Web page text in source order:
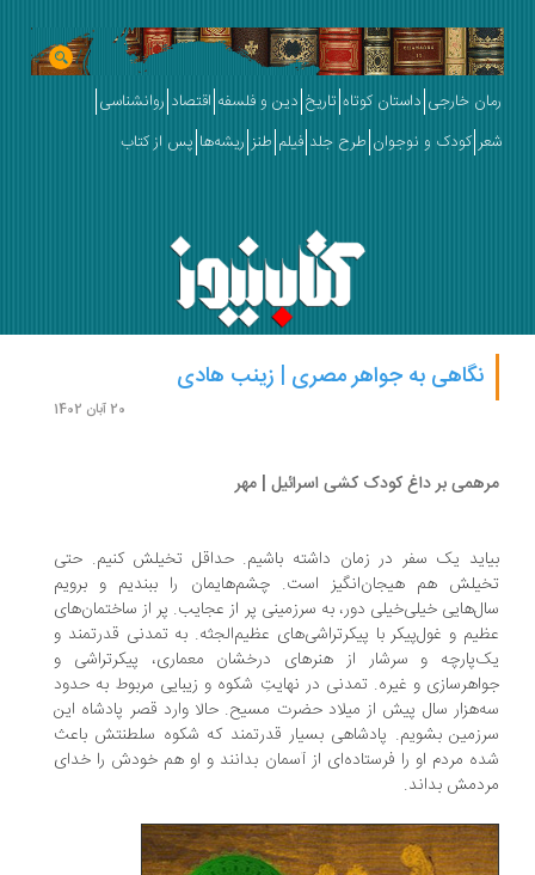
رمان خارجی داستان کوتاه تاریخ دین و فلسفه اقتصاد روانشناسی
شعر کودک و نوجوان طرح جلد فیلم طنز ریشه‌ها پس از کتاب
نگاهی به جواهر مصری | زینب هادی
20 آبان 1402
مرهمی بر داغ کودک کشی اسرائیل | مهر
بیاید یک سفر در زمان داشته باشیم. حداقل تخیلش کنیم. حتی
تخیلش هم هیجان‌انگیز است. چشم‌هایمان را ببندیم و برویم
سال‌هایی خیلی‌خیلی دور، به سرزمینی پر از عجایب. پر از ساختمان‌های
عظیم و غول‌پیکر با پیکرتراشی‌های عظیم‌الجثه. به تمدنی قدرتمند و
یک‌پارچه و سرشار از هنرهای درخشان معماری، پیکرتراشی و
جواهرسازی و غیره. تمدنی در نهایتِ شکوه و زیبایی مربوط به حدود
سه‌هزار سال پیش از میلاد حضرت مسیح. حالا وارد قصر پادشاه این
سرزمین بشویم. پادشاهی بسیار قدرتمند که شکوه سلطنتش باعث
شده مردم او را فرستاده‌ای از آسمان بدانند و او هم خودش را خدای
مردمش بداند.